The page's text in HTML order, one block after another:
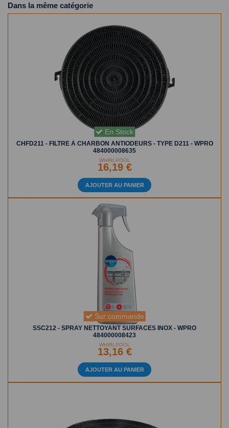
Dans la même catégorie
En Stock
CHFD211 - FILTRE À CHARBON ANTIODEURS - TYPE D211 - WPRO
484000008635
WHIRLPOOL
16,19 €
AJOUTER AU PANIER
Sur commande
SSC212 - SPRAY NETTOYANT SURFACES INOX - WPRO
484000008423
WHIRLPOOL
13,16 €
AJOUTER AU PANIER